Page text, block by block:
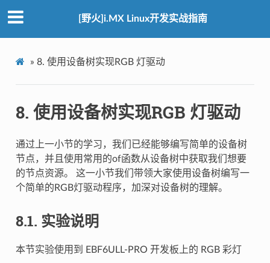
[野火]i.MX Linux开发实战指南
» 8. 使用设备树实现RGB 灯驱动
8. 使用设备树实现RGB 灯驱动
通过上一小节的学习，我们已经能够编写简单的设备树
节点，并且使用常用的of函数从设备树中获取我们想要
的节点资源。 这一小节我们带领大家使用设备树编写一
个简单的RGB灯驱动程序，加深对设备树的理解。
8.1. 实验说明
本节实验使用到 EBF6ULL-PRO 开发板上的 RGB 彩灯